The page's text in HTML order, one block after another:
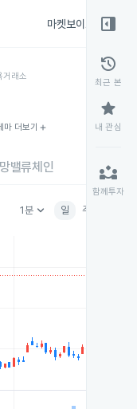
마켓보이스
거래소
마 더보기 add
밸류체인
1분keyboard_arrow_down 일 주
right_panel_open
history
최근 본
star
내 관심
partner_exchange
함께투자